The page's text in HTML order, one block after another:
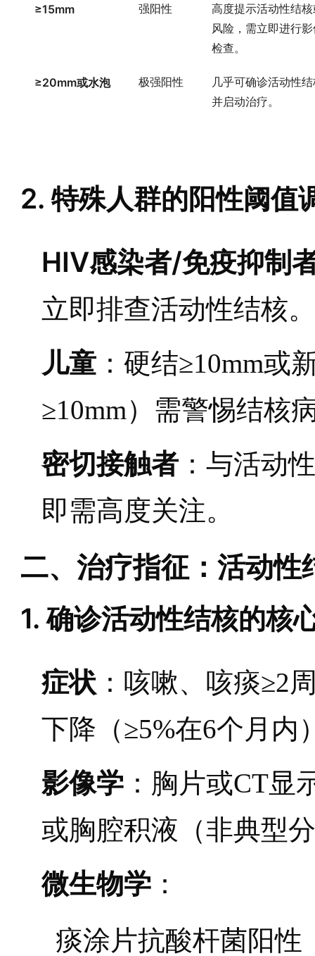
≥15mm 强阳性
高度提示活动性结
风险，需立即进行
检查。
≥20mm或水泡 极强阳性
几乎可确诊活动性
并启动治疗。
2. 特殊人群的阳性阈值
HIV感染者/免疫抑制
立即排查活动性结核
儿童 ：硬结≥10mm或
≥10mm）需警惕结核
密切接触者 ：与活动
即需高度关注。
二、治疗指征：活动性
1. 确诊活动性结核的核
症状 ：咳嗽、咳痰≥2
下降（≥5%在6个月内
影像学 ：胸片或CT显
或胸腔积液（非典型
微生物学 ：
痰涂片抗酸杆菌阳性